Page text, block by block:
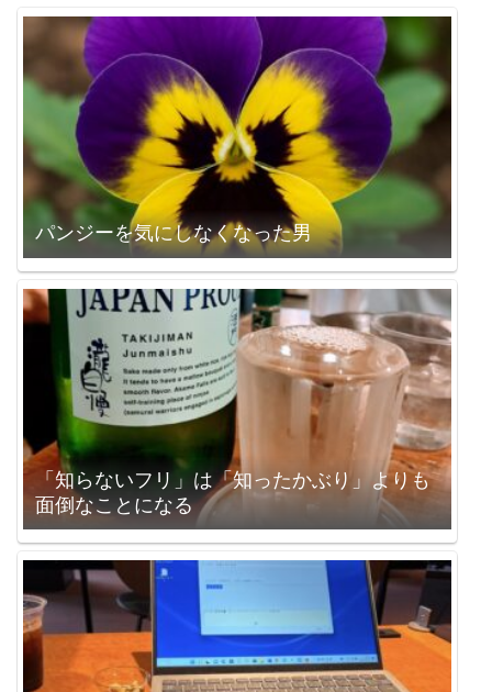
パンジーを気にしなくなった男
「知らないフリ」は「知ったかぶり」よりも
面倒なことになる